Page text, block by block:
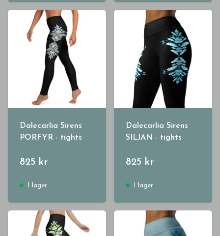
Dalecarlia Sirens
PORFYR - tights
825 kr
I lager
Dalecarlia Sirens
SILJAN - tights
825 kr
I lager